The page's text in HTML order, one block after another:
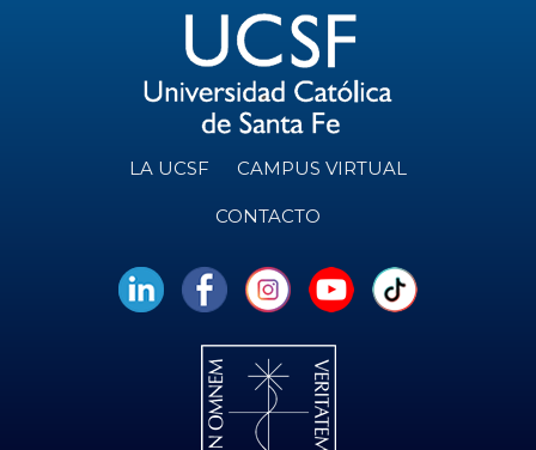
LA UCSF CAMPUS VIRTUAL
CONTACTO